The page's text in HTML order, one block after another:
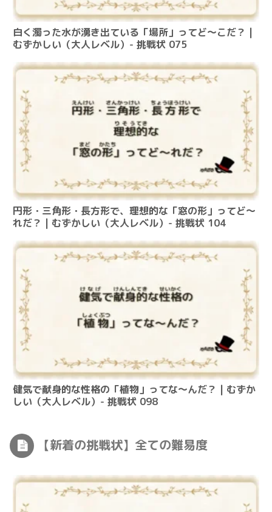
白く濁った水が湧き出ている「場所」ってど～こだ？ |
むずかしい（大人レベル）- 挑戦状 075
円形・三角形・長方形で、理想的な「窓の形」ってど～
れだ？ | むずかしい（大人レベル）- 挑戦状 104
健気で献身的な性格の「植物」ってな～んだ？ | むずか
しい（大人レベル）- 挑戦状 098
【新着の挑戦状】全ての難易度